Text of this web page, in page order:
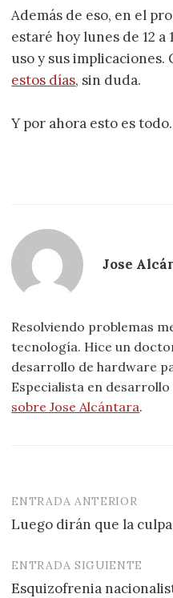
Además de eso, en el
estaré hoy lunes de 12 a
uso y sus implicaciones.
estos días, sin duda.
Y por ahora esto es
Jose
Resolviendo problemas
tecnología. Hice un
desarrollo de hardware
Especialista en desarrollo
sobre Jose Alcántara.
Navegación
de
entradas
ENTRADA ANTERIOR
Luego dirán que la
ENTRADA SIGUIENTE
Esquizofrenia